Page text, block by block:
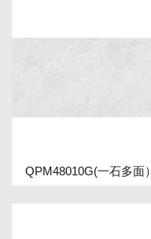
QPM48010G(一石多面）